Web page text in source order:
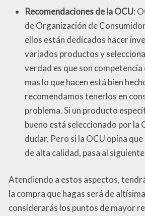
Recomendaciones de la OCU:
de Organización de
ellos están dedicados hacer
variados productos y
verdad es que son
mas lo que hacen está bien
recomendamos tenerlos en
problema. Si un producto
bueno está seleccionado por la
dudar. Pero si la OCU opina
de alta calidad, pasa al
Atendiendo a estos aspectos,
la compra que hagas será de
considerarás los puntos de mayor